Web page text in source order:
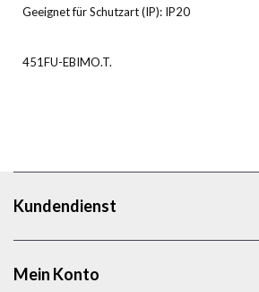
Geeignet für Schutzart (IP): IP20
451FU-EBIMO.T.
Kundendienst
Mein Konto